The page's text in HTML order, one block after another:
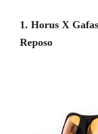
1. Horus X
Reposo